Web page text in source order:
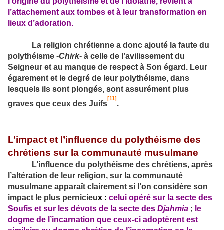
l’attache­ment aux tombes et à leur transformation en
lieux d’adoration.
La religion chrétienne a donc ajouté la faute du
poly­théisme ‑Chirk‑ à celle de l’avilissement du
Seigneur et au manque de respect à Son égard. Leur
égarement et le degré de leur polythéisme, dans
lesquels ils sont plongés, sont assurément plus
graves que ceux des Juifs
[11]
.
L’impact et l’influence du polythéisme des
chrétiens sur la communauté musulmane
L’influence du polythéisme des chrétiens, après
l’alté­ration de leur religion, sur la communauté
musulmane apparaît clairement si l’on considère son
impact le plus pernicieux : celui opéré sur la secte des
Soufis et sur les dévots de la secte des Djahmia ; le
dogme de l’incarnation que ceux-ci adoptèrent est